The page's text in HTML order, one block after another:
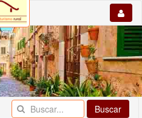
Buscar